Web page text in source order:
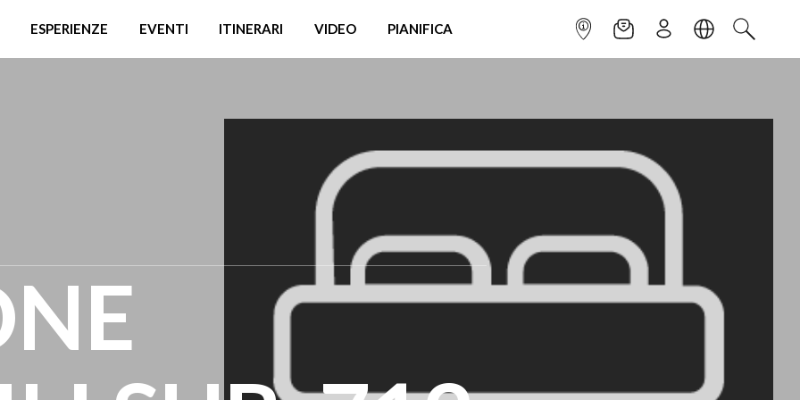
ESPERIENZE EVENTI ITINERARI VIDEO PIANIFICA INFOPOINTNEWSLETTER
ISCRIVITILINGUACERCA